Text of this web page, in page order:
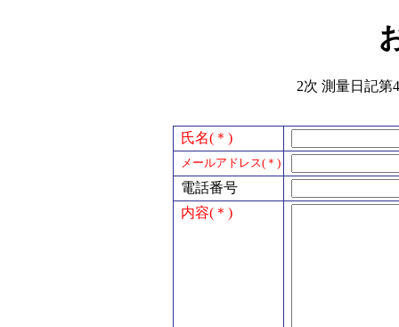
2次 測量日記
氏名(＊)
メールアドレス(＊)
電話番号
内容(＊)